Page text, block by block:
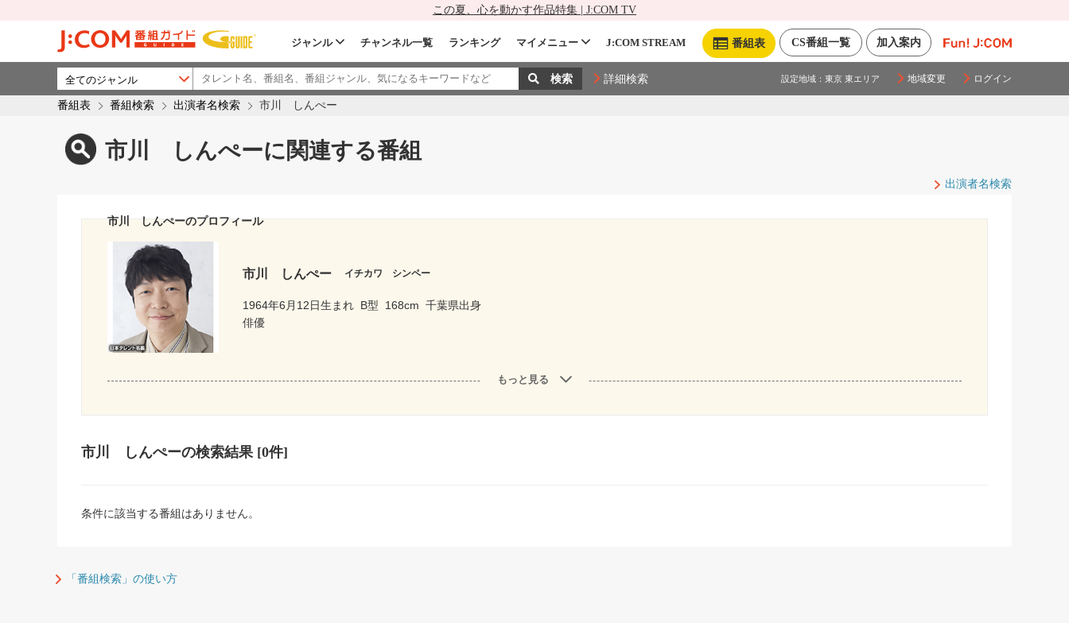
この夏、心を動かす作品特集 | J:COM TV
加入案内
CS番組一覧
番組表
ジャンル チャンネル一覧 ランキング マイメニュー J:COM STREAM
詳細検索 設定地域： 東京 東エリア 地域変更 ログイン
番組表 番組検索 出演者名検索 市川 しんぺー
市川 しんぺーに関連する番組
出演者名検索
市川 しんぺーのプロフィール
市川 しんぺー イチカワ シンペー
1964年6月12日生まれ B型 168cm 千葉県出身
俳優
もっと見る
市川 しんぺーの検索結果 [0件]
条件に該当する番組はありません。
「番組検索」の使い方